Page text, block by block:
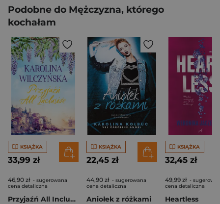
Podobne do Mężczyzna, którego
kochałam
KSIĄŻKA
33,99 zł
46,90 zł - sugerowana
cena detaliczna
Przyjaźń All Inclusive
KSIĄŻKA
22,45 zł
44,90 zł - sugerowana
cena detaliczna
Aniołek z różkami
KSIĄŻKA
32,45 zł
49,99 zł -
cena detaliczna
Heartless